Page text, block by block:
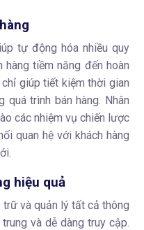
tự động hóa nhiều quy
hàng tiềm năng đến hoàn
giúp tiết kiệm thời gian
trình bán hàng. Nhân
các nhiệm vụ chiến lược
quan hệ với khách hàng
hiệu quả
trữ và quản lý tất cả thông
và dễ dàng truy cập.